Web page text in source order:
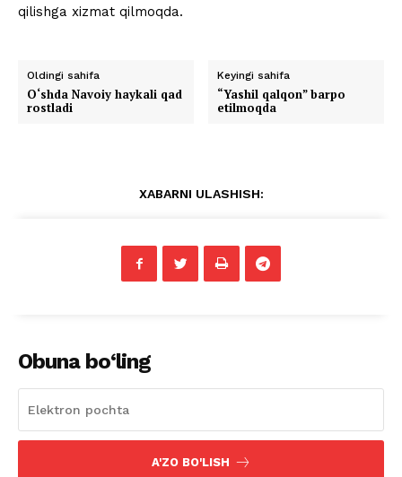
qilishga xizmat qilmoqda.
Oldingi sahifa
O‘shda Navoiy haykali qad
rostladi
Keyingi sahifa
“Yashil qalqon” barpo
etilmoqda
XABARNI ULASHISH:
Obuna bo‘ling
A'ZO BO'LISH